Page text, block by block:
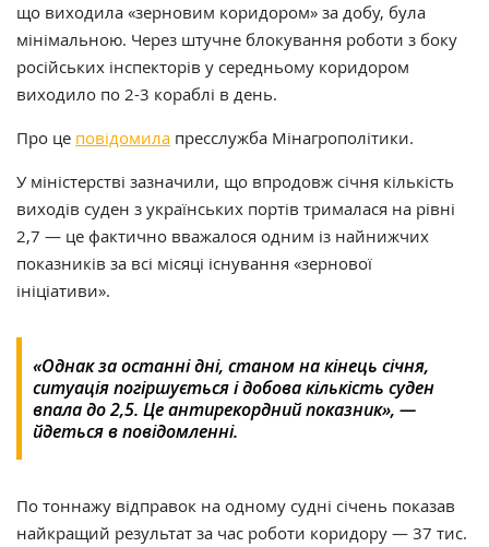
що виходила «зерновим коридором» за добу, була
мінімальною. Через штучне блокування роботи з боку
російських інспекторів у середньому коридором
виходило по 2-3 кораблі в день.
Про це повідомила пресслужба Мінагрополітики.
У міністерстві зазначили, що впродовж січня кількість
виходів суден з українських портів трималася на рівні
2,7 — це фактично вважалося одним із найнижчих
показників за всі місяці існування «зернової
ініціативи».
«Однак за останні дні, станом на кінець січня,
ситуація погіршується і добова кількість суден
впала до 2,5. Це антирекордний показник», —
йдеться в повідомленні.
По тоннажу відправок на одному судні січень показав
найкращий результат за час роботи коридору — 37 тис.